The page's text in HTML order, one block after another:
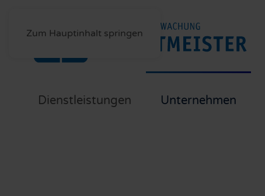
Zum Hauptinhalt springen
Dienstleistungen Unternehmen